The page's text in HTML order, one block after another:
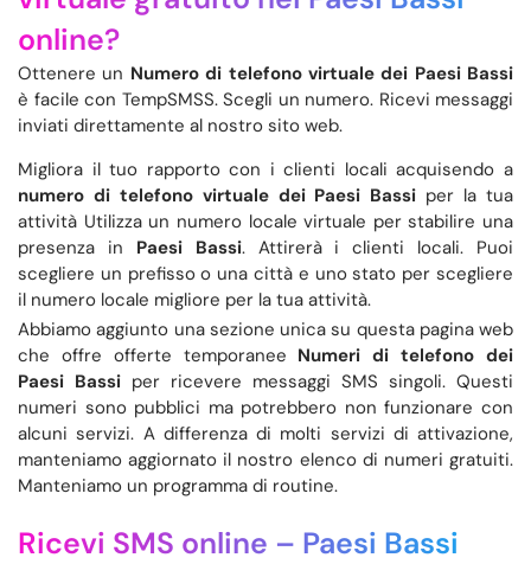
online?
Ottenere un Numero di telefono virtuale dei Paesi Bassi
è facile con TempSMSS. Scegli un numero. Ricevi messaggi
inviati direttamente al nostro sito web.
Migliora il tuo rapporto con i clienti locali acquisendo a
numero di telefono virtuale dei Paesi Bassi per la tua
attività Utilizza un numero locale virtuale per stabilire una
presenza in Paesi Bassi. Attirerà i clienti locali. Puoi
scegliere un prefisso o una città e uno stato per scegliere
il numero locale migliore per la tua attività.
Abbiamo aggiunto una sezione unica su questa pagina web
che offre offerte temporanee Numeri di telefono dei
Paesi Bassi per ricevere messaggi SMS singoli. Questi
numeri sono pubblici ma potrebbero non funzionare con
alcuni servizi. A differenza di molti servizi di attivazione,
manteniamo aggiornato il nostro elenco di numeri gratuiti.
Manteniamo un programma di routine.
Ricevi SMS online – Paesi Bassi